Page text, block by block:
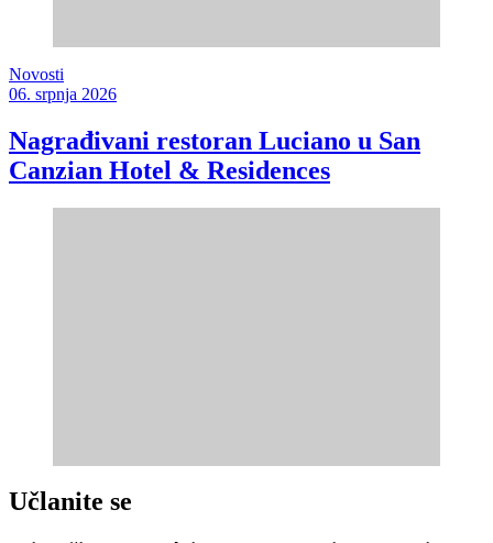
Novosti
06. srpnja 2026
Nagrađivani restoran Luciano u San
Canzian Hotel & Residences
Učlanite se